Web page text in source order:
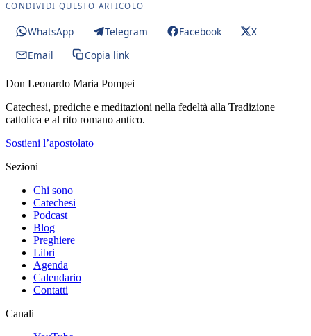
CONDIVIDI QUESTO ARTICOLO
WhatsApp Telegram Facebook
X
Email
Copia link
Don Leonardo Maria Pompei
Catechesi, prediche e meditazioni nella fedeltà alla Tradizione
cattolica e al rito romano antico.
Sostieni l’apostolato
Sezioni
Chi sono
Catechesi
Podcast
Blog
Preghiere
Libri
Agenda
Calendario
Contatti
Canali